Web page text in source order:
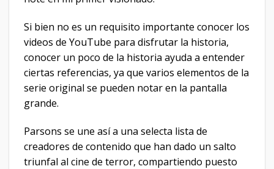
Si bien no es un requisito importante conocer los
videos de YouTube para disfrutar la historia,
conocer un poco de la historia ayuda a entender
ciertas referencias, ya que varios elementos de la
serie original se pueden notar en la pantalla
grande.
Parsons se une así a una selecta lista de
creadores de contenido que han dado un salto
triunfal al cine de terror, compartiendo puesto